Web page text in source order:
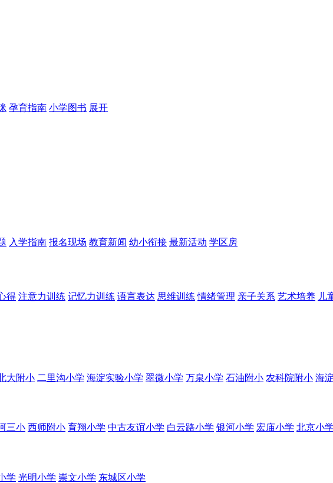
孕育指南 小学图书 展开
入学指南 报名现场 教育新闻 幼小衔接 最新活动 学区房
得 注意力训练 记忆力训练 语言表达 思维训练 情绪管理 亲子关系 艺术培养 儿
大附小 二里沟小学 海淀实验小学 翠微小学 万泉小学 石油附小 农科院附小 海
三小 西师附小 育翔小学 中古友谊小学 白云路小学 银河小学 宏庙小学 北京小学
学 光明小学 崇文小学 东城区小学